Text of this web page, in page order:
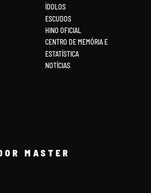
ÍDOLOS
ESCUDOS
HINO OFICIAL
CENTRO DE MEMÓRIA E
ESTATÍSTICA
NOTÍCIAS
MASTER